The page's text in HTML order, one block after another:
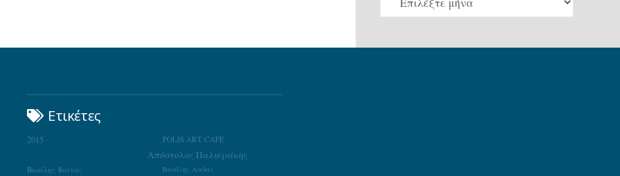
Ετικέτες
2015 POLIS ART CAFE
Απόστολος Παλιεράκης
Βασίλης Λαδάς
Βασίλης Φαϊτάς